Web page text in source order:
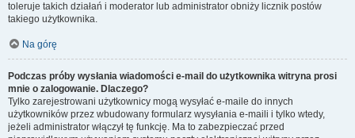
toleruje takich działań i moderator lub administrator obniży licznik postów
takiego użytkownika.
Na górę
Podczas próby wysłania wiadomości e-mail do użytkownika witryna prosi
mnie o zalogowanie. Dlaczego?
Tylko zarejestrowani użytkownicy mogą wysyłać e-maile do innych
użytkowników przez wbudowany formularz wysyłania e-maili i tylko wtedy,
jeżeli administrator włączył tę funkcję. Ma to zabezpieczać przed